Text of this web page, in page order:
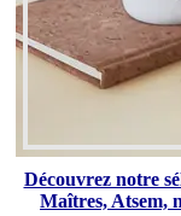
Découvrez notre
Maîtres, Atsem,